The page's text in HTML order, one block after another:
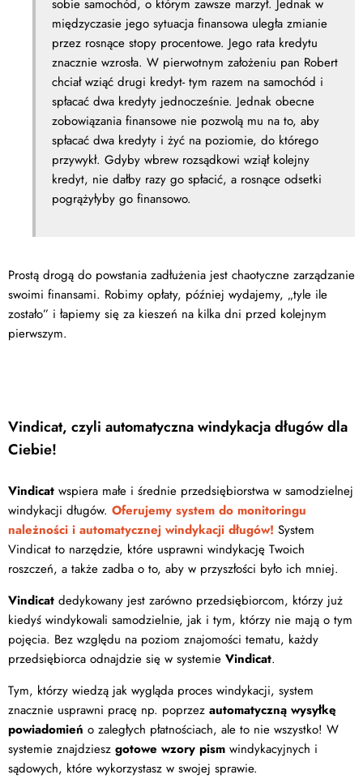
sobie samochód, o którym zawsze marzył. Jednak w
międzyczasie jego sytuacja finansowa uległa zmianie
przez rosnące stopy procentowe. Jego rata kredytu
znacznie wzrosła. W pierwotnym założeniu pan Robert
chciał wziąć drugi kredyt- tym razem na samochód i
spłacać dwa kredyty jednocześnie. Jednak obecne
zobowiązania finansowe nie pozwolą mu na to, aby
spłacać dwa kredyty i żyć na poziomie, do którego
przywykł. Gdyby wbrew rozsądkowi wziął kolejny
kredyt, nie dałby razy go spłacić, a rosnące odsetki
pogrążyłyby go finansowo.
Prostą drogą do powstania zadłużenia jest chaotyczne zarządzanie
swoimi finansami. Robimy opłaty, później wydajemy, „tyle ile
zostało” i łapiemy się za kieszeń na kilka dni przed kolejnym
pierwszym.
Vindicat, czyli automatyczna windykacja długów dla
Ciebie!
Vindicat wspiera małe i średnie przedsiębiorstwa w samodzielnej
windykacji długów. Oferujemy system do monitoringu
należności i automatycznej windykacji długów! System
Vindicat to narzędzie, które usprawni windykację Twoich
roszczeń, a także zadba o to, aby w przyszłości było ich mniej.
Vindicat dedykowany jest zarówno przedsiębiorcom, którzy już
kiedyś windykowali samodzielnie, jak i tym, którzy nie mają o tym
pojęcia. Bez względu na poziom znajomości tematu, każdy
przedsiębiorca odnajdzie się w systemie Vindicat.
Tym, którzy wiedzą jak wygląda proces windykacji, system
znacznie usprawni pracę np. poprzez automatyczną wysyłkę
powiadomień o zaległych płatnościach, ale to nie wszystko! W
systemie znajdziesz gotowe wzory pism windykacyjnych i
sądowych, które wykorzystasz w swojej sprawie.